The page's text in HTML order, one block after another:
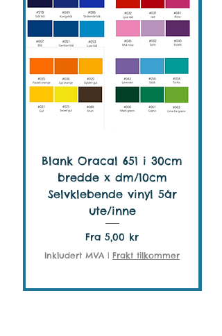
Blank Oracal 651 i 30cm
bredde x dm/10cm
Selvklebende vinyl 5år
ute/inne
Fra 5,00 kr
Salgspris
Inkludert MVA | Frakt tilkommer